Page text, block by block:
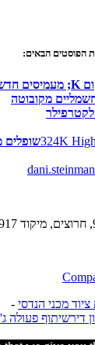
הפוסטים הבאים:
מקובוטה
שופלים
מכני הנדסי -
שיתוף פעולה